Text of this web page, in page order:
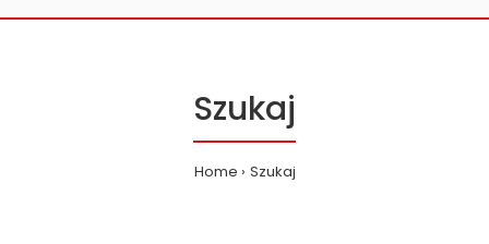
Szukaj
Home Szukaj